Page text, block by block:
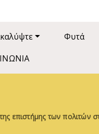
Φυτά
επιστήμης των πολιτών